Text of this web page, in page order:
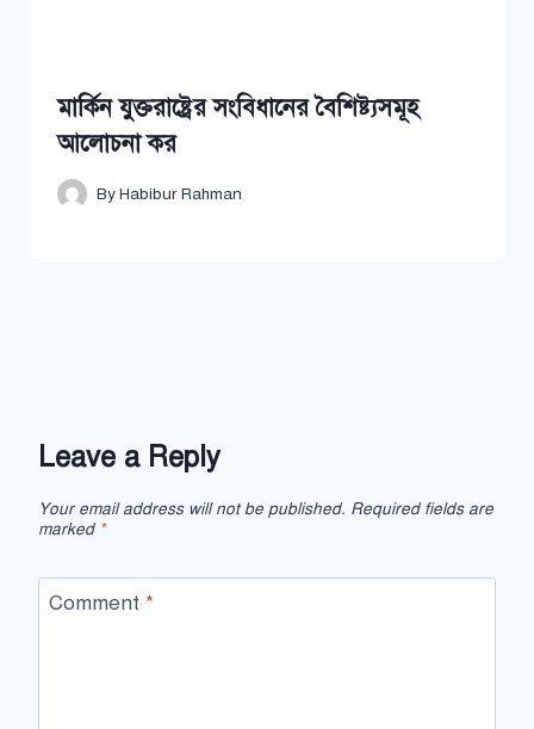
মার্কিন যুক্তরাষ্ট্রের সংবিধানের বৈশিষ্ট্যসমূহ
আলোচনা কর
ByHabibur Rahman
Leave a Reply
Your email address will not be published. Required fields are
marked *
Comment *